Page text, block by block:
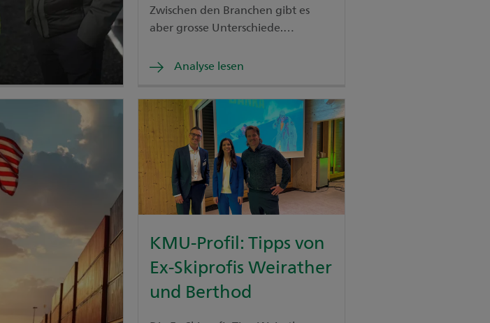
Zwischen den Branchen gibt es
aber grosse Unterschiede.
Überkapazitäten leidet, kämpft
einem Fachkräftemangel.
Analyse lesen
KMU-Profil: Tipps von
Ex-Skiprofis Weirather
und Berthod